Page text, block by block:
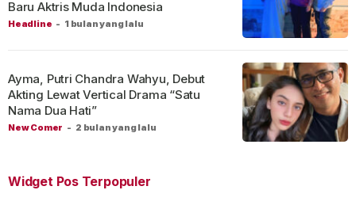
Headline - 1 bulan yang lalu
Baru Aktris Muda Indonesia
New Comer - 2 bulan yang lalu
Ayma, Putri Chandra Wahyu, Debut
Akting Lewat Vertical Drama “Satu
Nama Dua Hati”
Widget Pos Terpopuler